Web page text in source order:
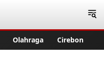
Olahraga Cirebon